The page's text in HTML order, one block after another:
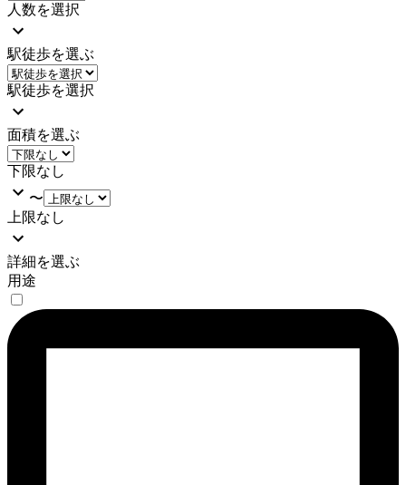
人数を選択
駅徒歩を選ぶ
駅徒歩を選択
面積を選ぶ
下限なし
〜
上限なし
詳細を選ぶ
用途